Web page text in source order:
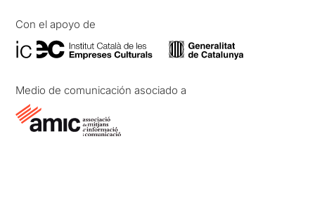
Con el apoyo de
Medio de comunicación asociado a